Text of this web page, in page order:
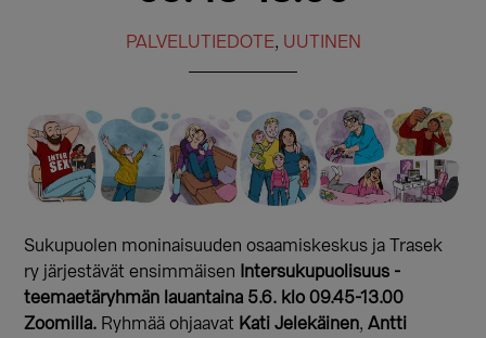
PALVELUTIEDOTE, UUTINEN
Sukupuolen moninaisuuden osaamiskeskus ja Trasek
ry järjestävät ensimmäisen
Intersukupuolisuus -
teemaetäryhmän lauantaina 5.6. klo 09.45-13.00
Zoomilla. Ryhmää ohjaavat Kati Jelekäinen,Antti